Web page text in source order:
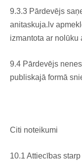
9.3.3 Pārdevējs
anitaskuja.lv
izmantota ar nolūku
9.4 Pārdevējs
publiskajā formā
Citi noteikumi
10.1 Attiecības